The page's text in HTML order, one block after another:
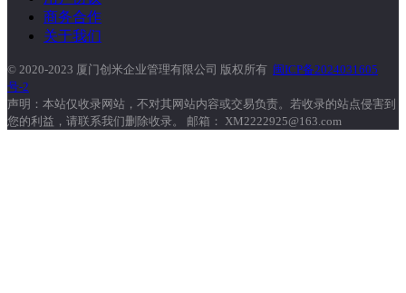
商务合作
关于我们
© 2020-2023 厦门创米企业管理有限公司 版权所有 闽ICP备2024031605
号-2
声明：本站仅收录网站，不对其网站内容或交易负责。若收录的站点侵害到
您的利益，请联系我们删除收录。 邮箱： XM2222925@163.com